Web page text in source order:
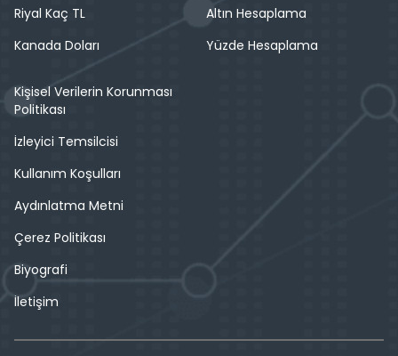
Riyal Kaç TL
Kanada Doları
Altın Hesaplama
Yüzde Hesaplama
Kişisel Verilerin Korunması
Politikası
İzleyici Temsilcisi
Kullanım Koşulları
Aydınlatma Metni
Çerez Politikası
Biyografi
İletişim